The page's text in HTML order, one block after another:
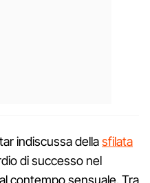
indiscussa dellasfilata
di successo nel
contempo sensuale. Tra